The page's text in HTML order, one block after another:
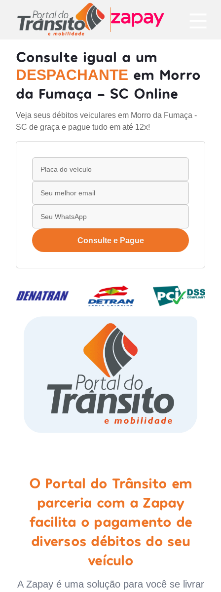
Consulte igual a um
DESPACHANTE em Morro
da Fumaça - SC Online
Veja seus débitos veiculares em Morro da Fumaça -
SC de graça e pague tudo em até 12x!
Consulte e Pague
O Portal do Trânsito em
parceria com a Zapay
facilita o pagamento de
diversos débitos do seu
veículo
A Zapay é uma solução para você se livrar